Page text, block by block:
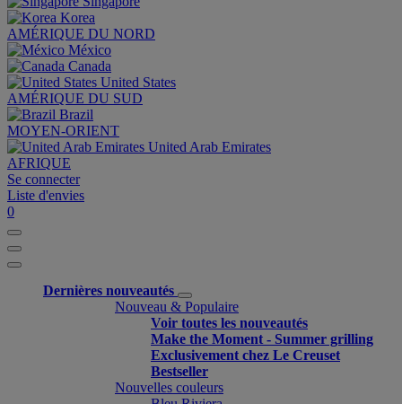
Korea
AMÉRIQUE DU NORD
México
Canada
United States
AMÉRIQUE DU SUD
Brazil
MOYEN-ORIENT
United Arab Emirates
AFRIQUE
Se connecter
Liste d'envies
0
Dernières nouveautés
Nouveau & Populaire
Voir toutes les nouveautés
Make the Moment - Summer grilling
Exclusivement chez Le Creuset
Bestseller
Nouvelles couleurs